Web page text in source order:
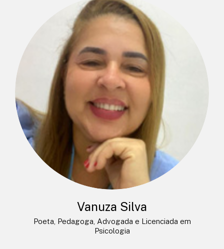
Vanuza Silva
Poeta, Pedagoga, Advogada e Licenciada em
Psicologia